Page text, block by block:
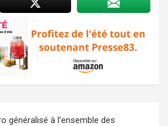
généralisé à l’ensemble des